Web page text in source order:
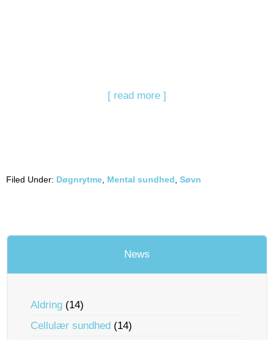
[ read more ]
Filed Under: Døgnrytme Mental sundhed Søvn
News
Aldring (14)
Cellulær sundhed (14)